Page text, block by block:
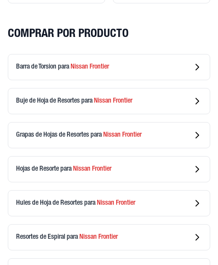
COMPRAR POR PRODUCTO
Barra de Torsion para Nissan Frontier
Buje de Hoja de Resortes para Nissan Frontier
Grapas de Hojas de Resortes para Nissan Frontier
Hojas de Resorte para Nissan Frontier
Hules de Hoja de Resortes para Nissan Frontier
Resortes de Espiral para Nissan Frontier